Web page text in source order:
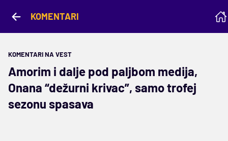
KOMENTARI
KOMENTARI NA VEST
Amorim i dalje pod paljbom medija,
Onana “dežurni krivac”, samo trofej
sezonu spasava